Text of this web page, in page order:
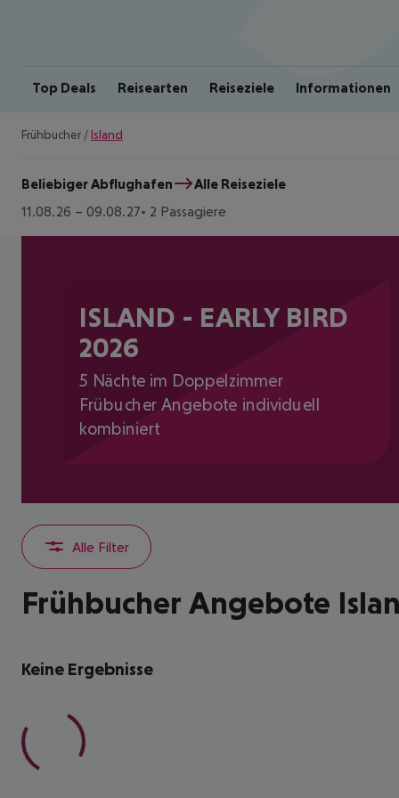
Top Deals Reisearten Reiseziele Informationen
Frühbucher / Island
Beliebiger Abflughafen
Alle Reiseziele
11.08.26 – 09.08.27 2 Passagiere
ISLAND - EARLY BIRD
2026
5 Nächte im Doppelzimmer
Frübucher Angebote individuell
kombiniert
Alle Filter
Frühbucher Angebote
Keine Ergebnisse